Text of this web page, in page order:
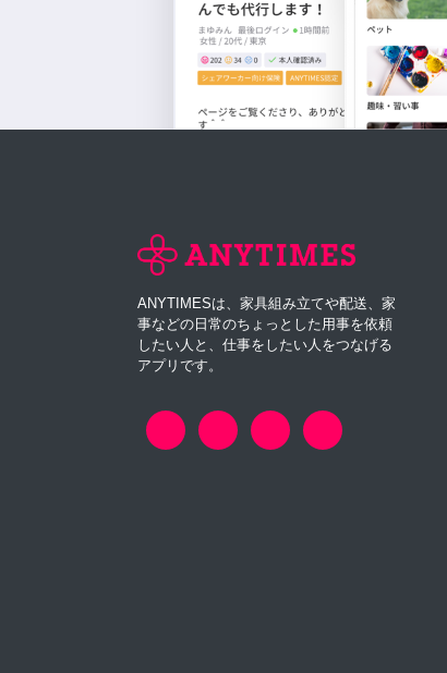
ANYTIMESは、家具組み立てや配送、家
事などの日常のちょっとした用事を依頼
したい人と、仕事をしたい人をつなげる
アプリです。